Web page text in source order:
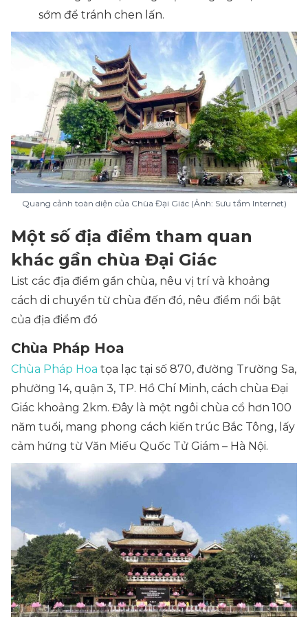
sớm để tránh chen lấn.
Quang cảnh toàn diện của Chùa Đại Giác (Ảnh: Sưu tầm Internet)
Một số địa điểm tham quan
khác gần chùa Đại Giác
List các địa điểm gần chùa, nêu vị trí và khoảng
cách di chuyển từ chùa đến đó, nêu điểm nổi bật
của địa điểm đó
Chùa Pháp Hoa
Chùa Pháp Hoa tọa lạc tại số 870, đường Trường Sa,
phường 14, quận 3, TP. Hồ Chí Minh, cách chùa Đại
Giác khoảng 2km. Đây là một ngôi chùa cổ hơn 100
năm tuổi, mang phong cách kiến trúc Bắc Tông, lấy
cảm hứng từ Văn Miếu Quốc Tử Giám – Hà Nội.